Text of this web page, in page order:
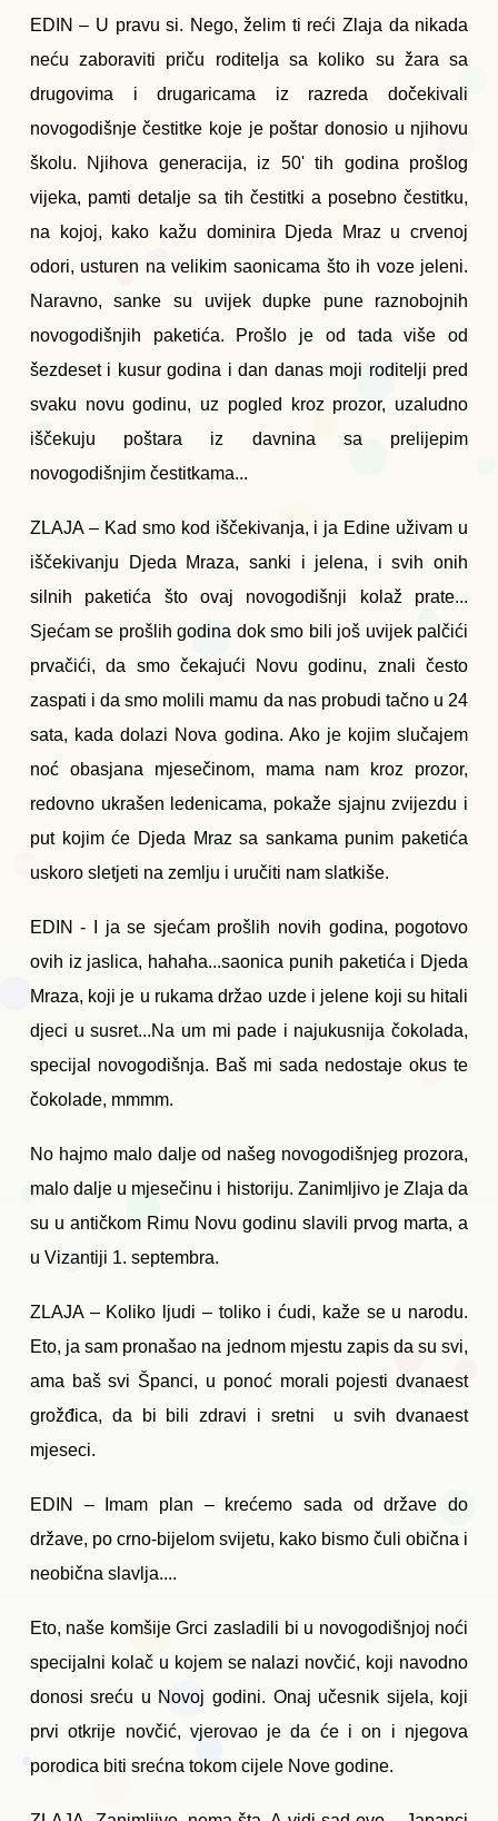
EDIN – U pravu si. Nego, želim ti reći Zlaja da nikada
neću zaboraviti priču roditelja sa koliko su žara sa
drugovima i drugaricama iz razreda dočekivali
novogodišnje čestitke koje je poštar donosio u njihovu
školu. Njihova generacija, iz 50' tih godina prošlog
vijeka, pamti detalje sa tih čestitki a posebno čestitku,
na kojoj, kako kažu dominira Djeda Mraz u crvenoj
odori, usturen na velikim saonicama što ih voze jeleni.
Naravno, sanke su uvijek dupke pune raznobojnih
novogodišnjih paketića. Prošlo je od tada više od
šezdeset i kusur godina i dan danas moji roditelji pred
svaku novu godinu, uz pogled kroz prozor, uzaludno
iščekuju poštara iz davnina sa prelijepim
novogodišnjim čestitkama...
ZLAJA – Kad smo kod iščekivanja, i ja Edine uživam u
iščekivanju Djeda Mraza, sanki i jelena, i svih onih
silnih paketića što ovaj novogodišnji kolaž prate...
Sjećam se prošlih godina dok smo bili još uvijek palčići
prvačići, da smo čekajući Novu godinu, znali često
zaspati i da smo molili mamu da nas probudi tačno u 24
sata, kada dolazi Nova godina. Ako je kojim slučajem
noć obasjana mjesečinom, mama nam kroz prozor,
redovno ukrašen ledenicama, pokaže sjajnu zvijezdu i
put kojim će Djeda Mraz sa sankama punim paketića
uskoro sletjeti na zemlju i uručiti nam slatkiše.
EDIN - I ja se sjećam prošlih novih godina, pogotovo
ovih iz jaslica, hahaha...saonica punih paketića i Djeda
Mraza, koji je u rukama držao uzde i jelene koji su hitali
djeci u susret...Na um mi pade i najukusnija čokolada,
specijal novogodišnja. Baš mi sada nedostaje okus te
čokolade, mmmm.
No hajmo malo dalje od našeg novogodišnjeg prozora,
malo dalje u mjesečinu i historiju. Zanimljivo je Zlaja da
su u antičkom Rimu Novu godinu slavili prvog marta, a
u Vizantiji 1. septembra.
ZLAJA – Koliko ljudi – toliko i ćudi, kaže se u narodu.
Eto, ja sam pronašao na jednom mjestu zapis da su svi,
ama baš svi Španci, u ponoć morali pojesti dvanaest
grožđica, da bi bili zdravi i sretni u svih dvanaest
mjeseci.
EDIN – Imam plan – krećemo sada od države do
države, po crno-bijelom svijetu, kako bismo čuli obična i
neobična slavlja....
Eto, naše komšije Grci zasladili bi u novogodišnjoj noći
specijalni kolač u kojem se nalazi novčić, koji navodno
donosi sreću u Novoj godini. Onaj učesnik sijela, koji
prvi otkrije novčić, vjerovao je da će i on i njegova
porodica biti srećna tokom cijele Nove godine.